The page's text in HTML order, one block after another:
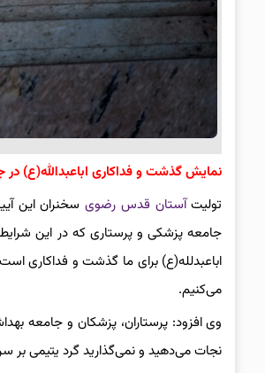
نمایش گذشت و فداکاری اباعبدالله(ع)
تولیتآستان قدس رضویسخنران این
جامعه پزشکی و پرستاری که در این
اباعبدلله(ع) برای ما گذشت و فداکاری
می‌کنیم.
وی افزود: پرستاران، پزشکان و جامعه
نجات می‌دهید و نمی‌گذارید گرد یتیمی بر